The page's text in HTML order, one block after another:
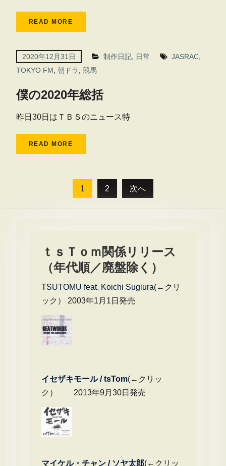
READ MORE
2020年12月31日 制作日記, 日常 JASRAC,
TOKYO FM 朝ドラ 競馬
僕の2020年総括
昨日30日はＴＢＳのニュース特
READ MORE
1 2 次へ
ｔｓＴｏｍ関係リリース
（年代順／廃盤除く）
TSUTOMU feat. Koichi Sugiura(←クリ
ック） 2003年1月1日発売
イセザキモール / tsTom(←クリッ
ク） 2013年9月30日発売
マイケル・チャ ン / ソヤ太郎(←クリッ